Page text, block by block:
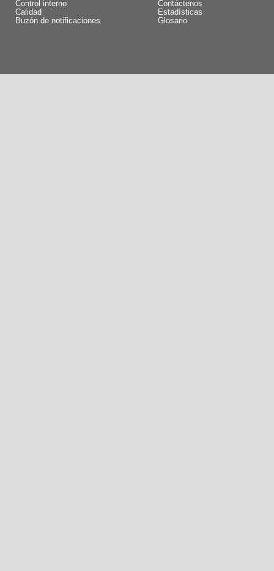
Control interno
Calidad
Buzón de notificaciones
Contáctenos
Estadísticas
Glosario